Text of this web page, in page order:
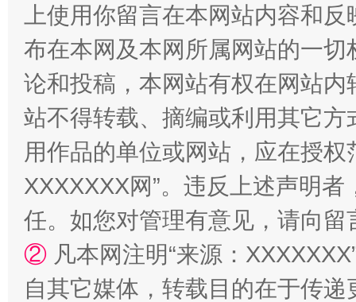
国家大学科技园优化重塑工作
扯下公款旅游的“隐身衣” 如何以
上使用你留言在本网站内容和
布在本网及本网所属网站的一
论和投稿，本网站有权在网站
站不得转载、摘编或利用其它
用作品的单位或网站，应在授
XXXXXXX网”。违反上述声明
任。如您对管理有意见，请向
② 凡本网注明“来源：
自其它媒体，转载目的在于传